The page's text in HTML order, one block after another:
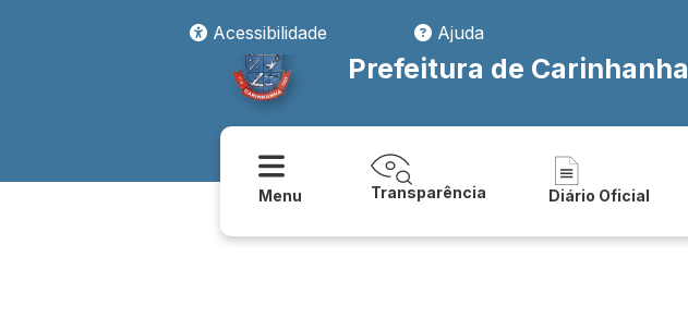
Acessibilidade
Ajuda
Prefeitura de Carinhanha
Menu Transparência Diário Oficial